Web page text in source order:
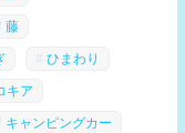
藤
ひまわり
キア
キャンピングカー